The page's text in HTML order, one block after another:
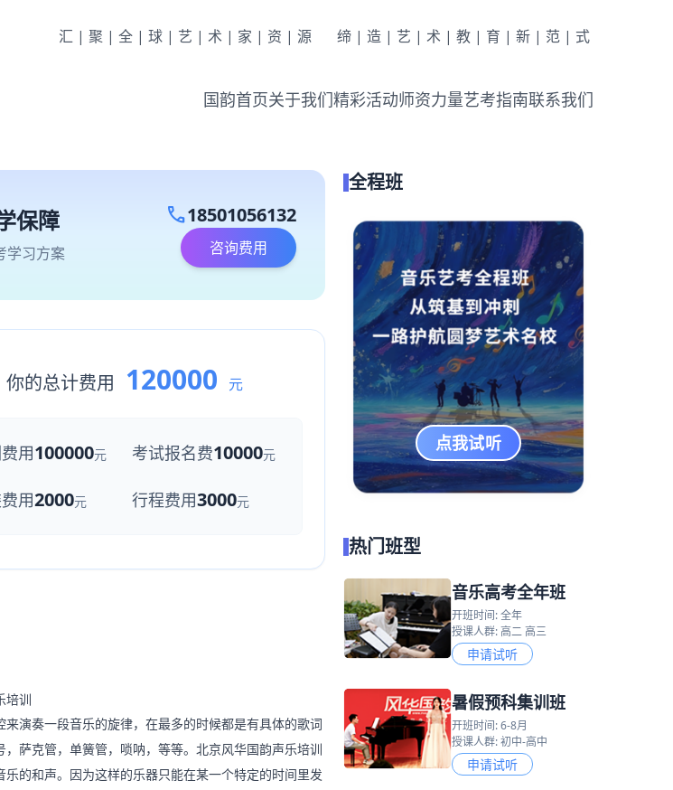
汇|聚|全|球|艺|术|家|资|源 缔|造|艺|术|教|育|新|范|式
国韵首页关于我们精彩活动师资力量艺考指南联系我们
保障
学习方案
call18501056132
咨询费用
你的总计费用 120000 元
用100000元 考试报名费10000元
用2000元 行程费用3000元
演奏一段音乐的旋律，在最多的时候都是有具体的歌词
萨克管，单簧管，唢呐，等等。北京风华国韵声乐培训
的和声。因为这样的乐器只能在某一个特定的时间里发
全程班
点我试听
热门班型
音乐高考全年班
开班时间: 全年
授课人群: 高二 高三
申请试听
暑假预科集训班
开班时间: 6-8月
授课人群: 初中-高中
申请试听